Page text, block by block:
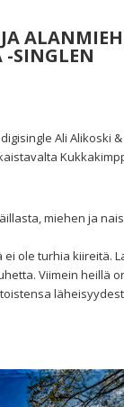
SINGLEN
Ali Alikoski
miehen ja
ei ole turhia kiireitä.
Viimein heillä